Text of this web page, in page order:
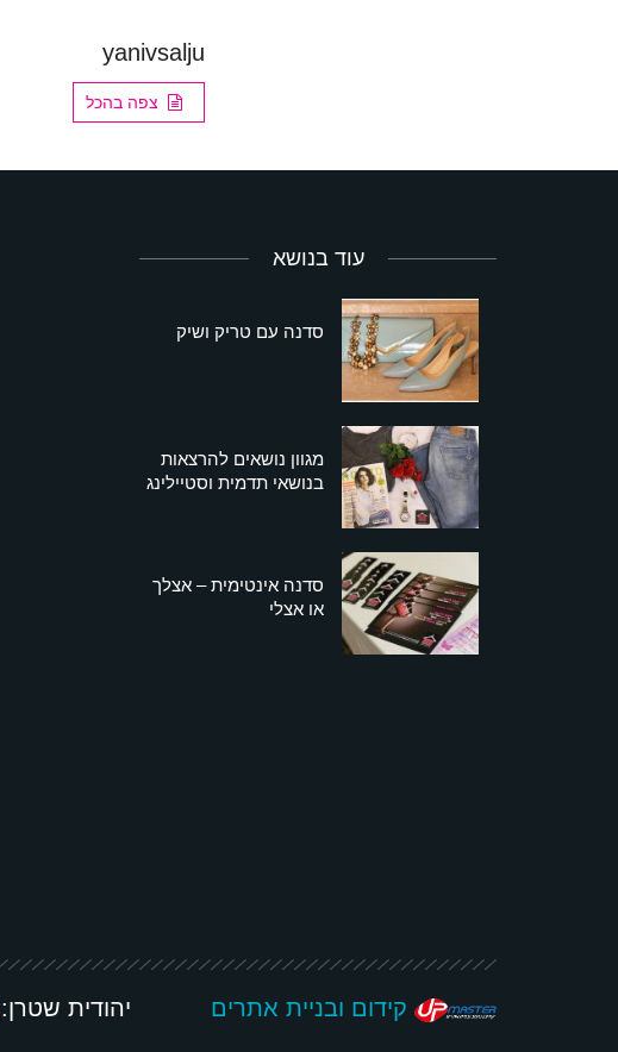
yanivsalju
צפה בהכל
עוד בנושא
סדנה עם טריק ושיק
מגוון נושאים להרצאות
בנושאי תדמית וסטיילינג
סדנה אינטימית – אצלך
או אצלי
יהודית שטרן: קידום ובניית אתרים